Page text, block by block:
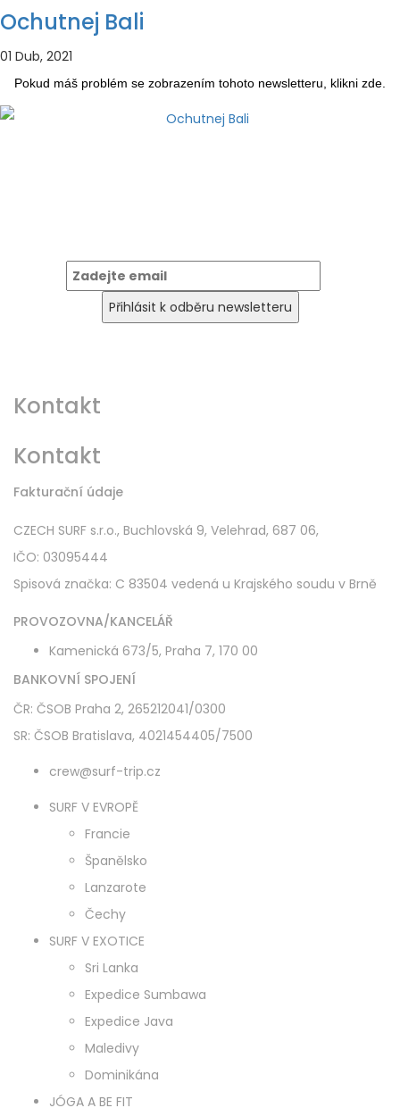
Ochutnej Bali
01 Dub, 2021
Pokud máš problém se zobrazením tohoto newsletteru, klikni zde
Kontakt
Kontakt
Fakturační údaje
CZECH SURF s.r.o., Buchlovská 9, Velehrad, 687 06,
IČO: 03095444
Spisová značka: C 83504 vedená u Krajského soudu v Brně
PROVOZOVNA/KANCELÁŘ
Kamenická 673/5, Praha 7, 170 00
BANKOVNÍ SPOJENÍ
ČR: ČSOB Praha 2, 265212041/0300
SR: ČSOB Bratislava, 4021454405/7500
crew@surf-trip.cz
SURF V EVROPĚ
Francie
Španělsko
Lanzarote
Čechy
SURF V EXOTICE
Sri Lanka
Expedice Sumbawa
Expedice Java
Maledivy
Dominikána
JÓGA A BE FIT